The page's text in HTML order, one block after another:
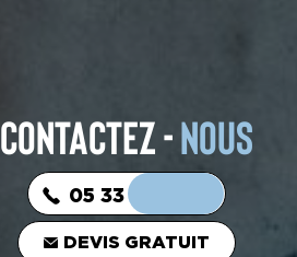
CONTACTEZ -NOUS
05 33 06 03 16
DEVIS GRATUIT